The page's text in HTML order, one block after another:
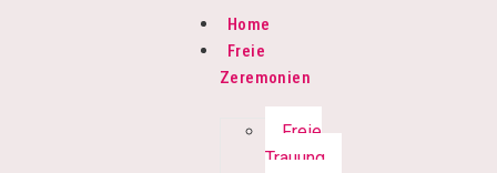
Home
Freie
Zeremonien
Freie
Trauung